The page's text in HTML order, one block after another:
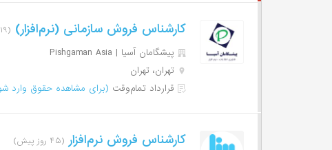
کارشناس فروش سازمانی (نرم‌افزار) (۱۹ روز پیش)
پیشگامان آسیا | Pishgaman Asia
تهران، تهران
قرارداد تمام‌وقت (برای مشاهده حقوق وارد
کارشناس فروش نرم‌افزار (۴۵ روز پیش)